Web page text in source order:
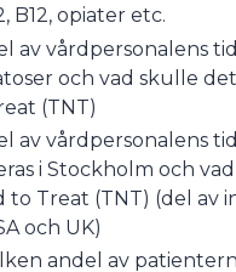
B12, opiater etc.
av vårdpersonalens
och vad skulle
(TNT)
av vårdpersonalens
i Stockholm och
to Treat (TNT) (del
och UK)
andel av